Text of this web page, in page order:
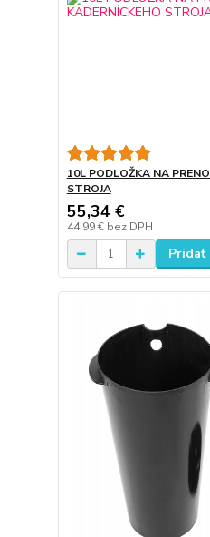
10L PODLOŽKA NA
STROJA
55,34 €
44,99 € bez DPH
Pridať